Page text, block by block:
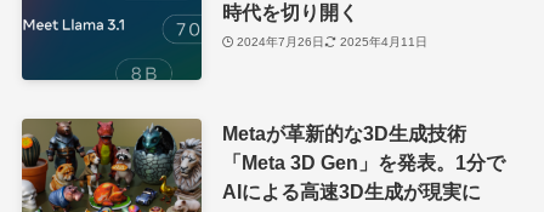
時代を切り開く
2024年7月26日 2025年4月11日
Metaが革新的な3D生成技術
「Meta 3D Gen」を発表。1分で
AIによる高速3D生成が現実に